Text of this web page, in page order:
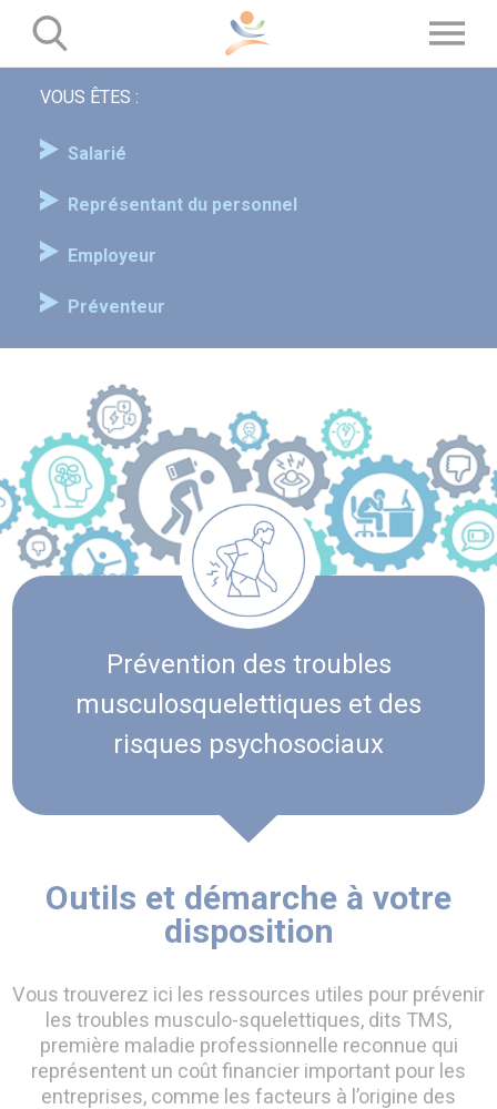
VOUS ÊTES :
Salarié
Représentant du personnel
Employeur
Préventeur
Prévention des troubles
musculosquelettiques et des
risques psychosociaux
Outils et démarche à votre
disposition
Vous trouverez ici les ressources utiles pour prévenir
les troubles musculo-squelettiques, dits TMS,
première maladie professionnelle reconnue qui
représentent un coût financier important pour les
entreprises, comme les facteurs à l’origine des
Panneau de gestion des cookies